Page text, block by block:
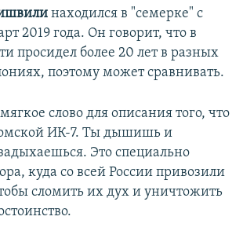
находился в "семерке" с
2019 года. Он говорит, что в
просидел более 20 лет в разных
поэтому может сравнивать.
слово для описания того, что
ИК-7. Ты дышишь и
Это специально
куда со всей России привозили
сломить их дух и уничтожить